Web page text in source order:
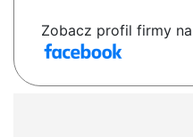
Zobacz profil firmy na